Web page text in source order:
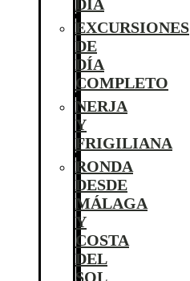
DÍA
EXCURSIONES
DE
DÍA
COMPLETO
NERJA
Y
FRIGILIANA
RONDA
DESDE
MÁLAGA
Y
COSTA
DEL
SOL